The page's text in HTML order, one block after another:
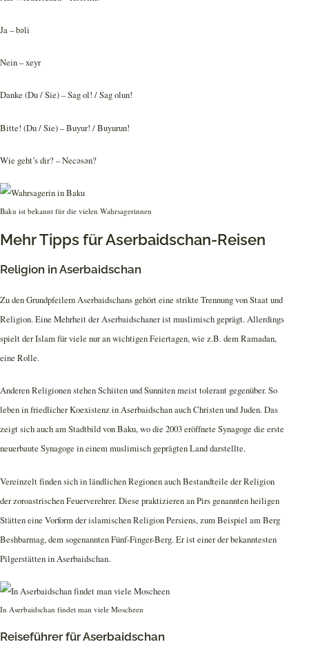
Ja – bəli
Nein – xeyr
Danke (Du / Sie) – Sag ol! / Sag olun!
Bitte! (Du / Sie) – Buyur! / Buyurun!
Wie geht’s dir? – Necəsən?
Baku ist bekannt für die vielen Wahrsagerinnen
Mehr Tipps für Aserbaidschan-Reisen
Religion in Aserbaidschan
Zu den Grundpfeilern Aserbaidschans gehört eine strikte Trennung von Staat und
Religion. Eine Mehrheit der Aserbaidschaner ist muslimisch geprägt. Allerdings
spielt der Islam für viele nur an wichtigen Feiertagen, wie z.B. dem Ramadan,
eine Rolle.
Anderen Religionen stehen Schiiten und Sunniten meist tolerant gegenüber. So
leben in friedlicher Koexistenz in Aserbaidschan auch Christen und Juden. Das
zeigt sich auch am Stadtbild von Baku, wo die 2003 eröffnete Synagoge die erste
neuerbaute Synagoge in einem muslimisch geprägten Land darstellte.
Vereinzelt finden sich in ländlichen Regionen auch Bestandteile der Religion
der zoroastrischen Feuerverehrer. Diese praktizieren an Pirs genannten heiligen
Stätten eine Vorform der islamischen Religion Persiens, zum Beispiel am Berg
Beshbarmag, dem sogenannten Fünf-Finger-Berg. Er ist einer der bekanntesten
Pilgerstätten in Aserbaidschan.
In Aserbaidschan findet man viele Moscheen
Reiseführer für Aserbaidschan